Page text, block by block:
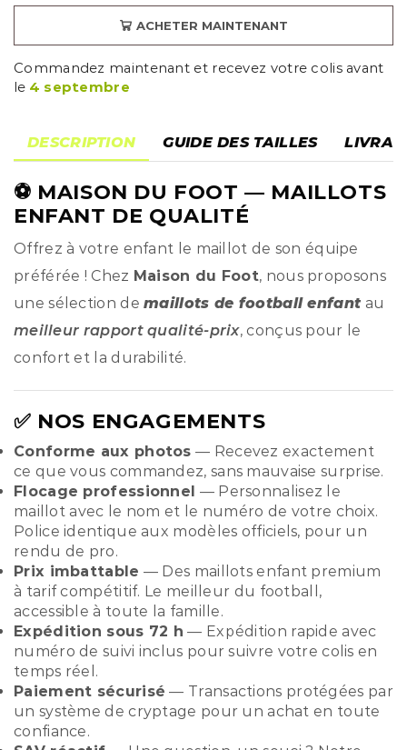
ACHETER MAINTENANT
Commandez maintenant et recevez votre colis avant
le 4 septembre
DESCRIPTION GUIDE DES TAILLES
⚽ MAISON DU FOOT — MAILLOTS
ENFANT DE QUALITÉ
Offrez à votre enfant le maillot de son équipe
préférée ! Chez Maison du Foot, nous proposons
une sélection demaillots de football enfant au
meilleur rapport qualité-prix, conçus pour le
confort et la durabilité.
✅ NOS ENGAGEMENTS
Conforme aux photos — Recevez exactement
ce que vous commandez, sans mauvaise surprise.
Flocage professionnel — Personnalisez le
maillot avec le nom et le numéro de votre choix.
Police identique aux modèles officiels, pour un
rendu de pro.
Prix imbattable — Des maillots enfant premium
à tarif compétitif. Le meilleur du football,
accessible à toute la famille.
Expédition sous 72 h — Expédition rapide avec
numéro de suivi inclus pour suivre votre colis en
temps réel.
Paiement sécurisé — Transactions protégées par
un système de cryptage pour un achat en toute
confiance.